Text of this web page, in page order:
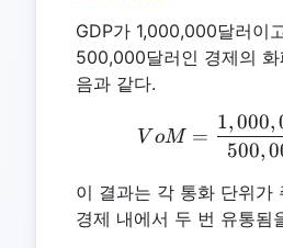
GDP가 1,000,000달러이
500,000달러인 경제의
음과 같다.
V oM =
500,
1,000,
이 결과는 각 통화 단위가
경제 내에서 두 번 유통됨